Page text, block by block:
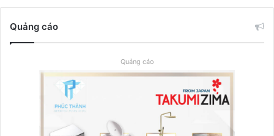
Quảng cáo
Quảng cáo